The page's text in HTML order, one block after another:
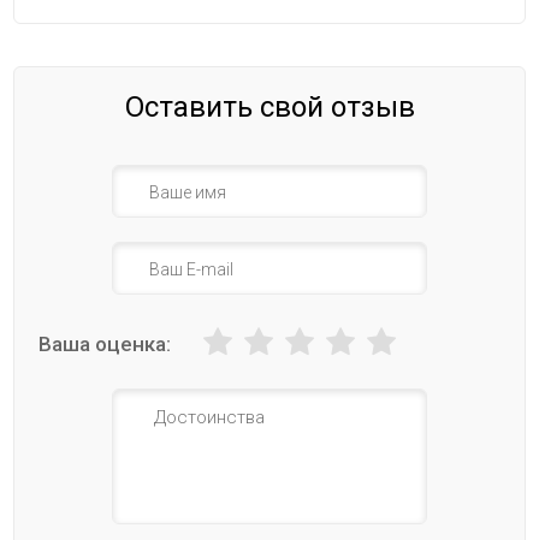
Оставить свой отзыв
Ваша оценка: